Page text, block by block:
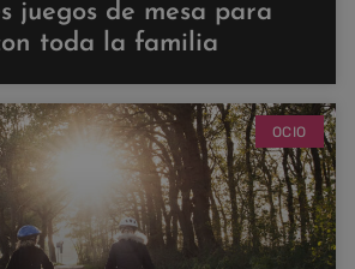
juegos de mesa para
toda la familia
OCIO